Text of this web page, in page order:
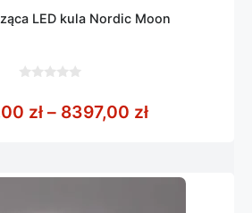
LED kula Nordic Moon
5 zł – 8397,00 złZakres cen: